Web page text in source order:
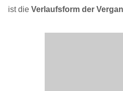
ist die Verlaufsform der